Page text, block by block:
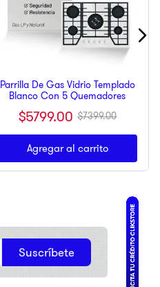
Parrilla De Gas Vidrio Templado
Blanco Con 5 Quemadores
$5799.00 $7399.00
Agregar al carrito
Suscríbete